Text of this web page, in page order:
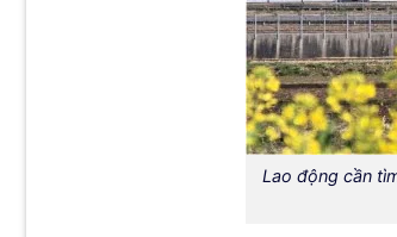
Lao động cần